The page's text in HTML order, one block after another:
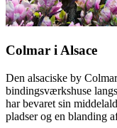
Colmar i Alsace
Den alsaciske by
bindingsværkshuse
har bevaret sin
pladser og en blanding